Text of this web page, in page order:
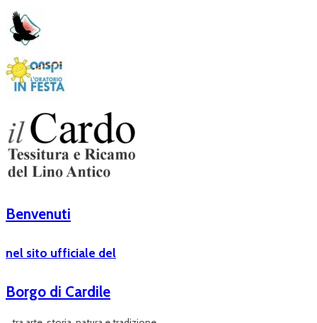
Benvenuti
nel sito ufficiale del
Borgo di Cardile